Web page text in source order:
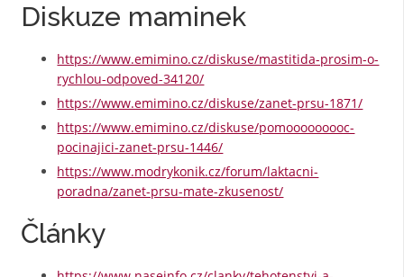
Diskuze maminek
https://www.emimino.cz/diskuse/mastitida-prosim-o-
rychlou-odpoved-34120/
https://www.emimino.cz/diskuse/zanet-prsu-1871/
https://www.emimino.cz/diskuse/pomooooooooc-
pocinajici-zanet-prsu-1446/
https://www.modrykonik.cz/forum/laktacni-
poradna/zanet-prsu-mate-zkusenost/
Články